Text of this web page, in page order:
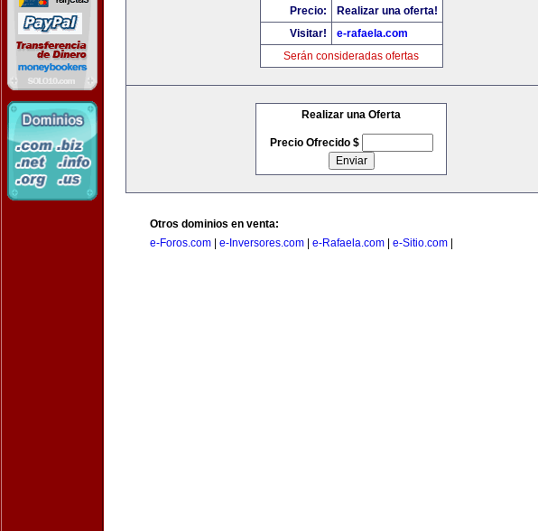
Precio:
Realizar una oferta!
Visitar!
e-rafaela.com
Serán consideradas ofertas
Realizar una Oferta
Precio Ofrecido $
Otros dominios en venta:
e-Foros.com
e-Inversores.com e-Rafaela.com e-Sitio.com